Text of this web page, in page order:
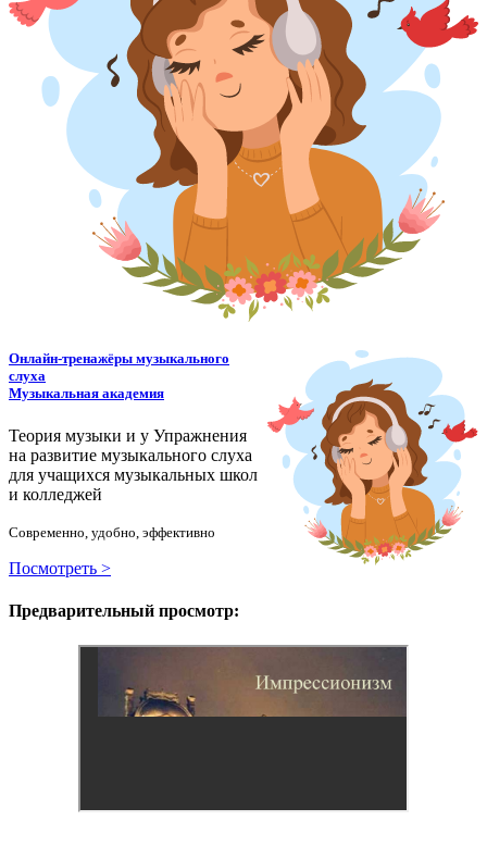
Онлайн-тренажёры музыкального
слуха
Музыкальная академия
Теория музыки и у Упражнения
на развитие музыкального слуха
для учащихся музыкальных школ
и колледжей
Современно, удобно, эффективно
Посмотреть >
Предварительный просмотр: